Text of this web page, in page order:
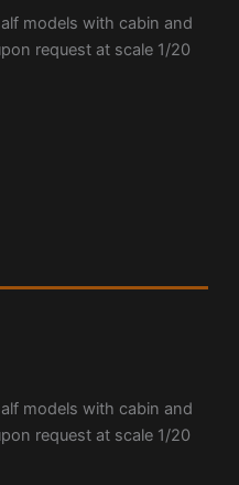
models with cabin and
request at scale 1/20
models with cabin and
request at scale 1/20